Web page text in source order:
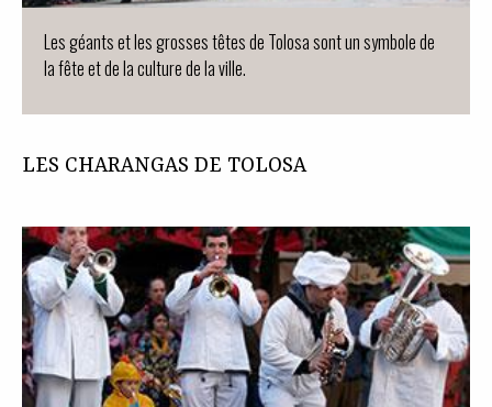
Les géants et les grosses têtes de Tolosa sont un symbole de
la fête et de la culture de la ville.
LES CHARANGAS DE TOLOSA